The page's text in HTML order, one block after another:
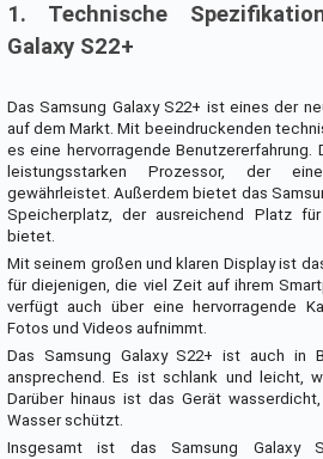
1. Technische
Galaxy S22+
Das Samsung Galaxy S22+ ist eines der
auf dem Markt. Mit beeindruckenden
es eine hervorragende Benutzererfahrung.
leistungsstarken Prozessor, der
gewährleistet. Außerdem bietet das
Speicherplatz, der ausreichend Platz
bietet.
Mit seinem großen und klaren Display ist
für diejenigen, die viel Zeit auf ihrem
verfügt auch über eine hervorragende
Fotos und Videos aufnimmt.
Das Samsung Galaxy S22+ ist auch in
ansprechend. Es ist schlank und leicht,
Darüber hinaus ist das Gerät
Wasser schützt.
Insgesamt ist das Samsung Galaxy